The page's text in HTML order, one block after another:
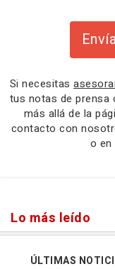
Si necesitas
tus notas de prensa
más allá de la
contacto con
o
Lo más leído
ÚLTIMAS